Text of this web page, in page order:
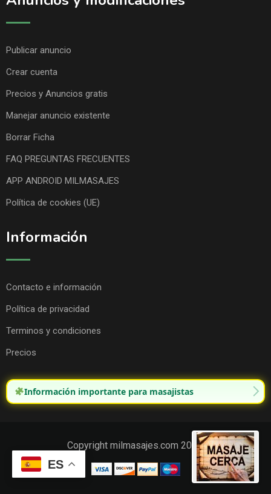
Publicar anuncio
Crear cuenta
Precios y Anuncios gratis
Manejar anuncio existente
Borrar Ficha
FAQ PREGUNTAS FRECUENTES
APP ANDROID MILMASAJES
Política de cookies (UE)
Información
Contacto e información
Política de privacidad
Terminos y condiciones
Precios
Información importante para masajistas
Copyright milmasajes.com 2025.
ES